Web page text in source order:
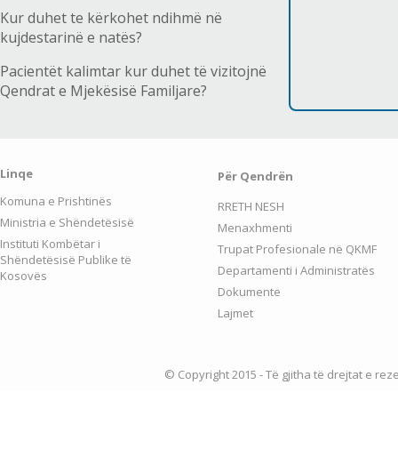
Kur duhet te kërkohet ndihmë në
kujdestarinë e natës?
Pacientët kalimtar kur duhet të vizitojnë
Qendrat e Mjekësisë Familjare?
Linqe
Komuna e Prishtinës
Ministria e Shëndetësisë
Instituti Kombëtar i
Shëndetësisë Publike të
Kosovës
Për Qendrën
RRETH NESH
Menaxhmenti
Trupat Profesionale në QKMF
Departamenti i Administratës
Dokumente
Lajmet
© Copyright 2015 - Të gjitha të drejtat e